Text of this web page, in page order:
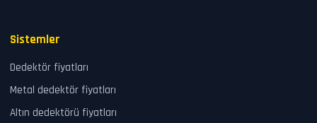
Sistemler
Dedektör fiyatları
Metal dedektör fiyatları
Altın dedektörü fiyatları